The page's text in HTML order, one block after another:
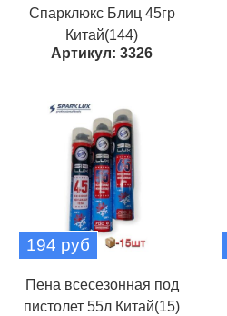
Спарклюкс Блиц 45гр
Китай(144)
Артикул: 3326
194 руб
Пена всесезонная под
пистолет 55л Китай(15)